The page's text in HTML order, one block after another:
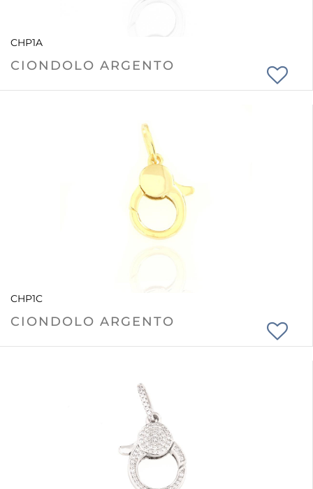
CHP1A
CIONDOLO ARGENTO
CHP1C
CIONDOLO ARGENTO